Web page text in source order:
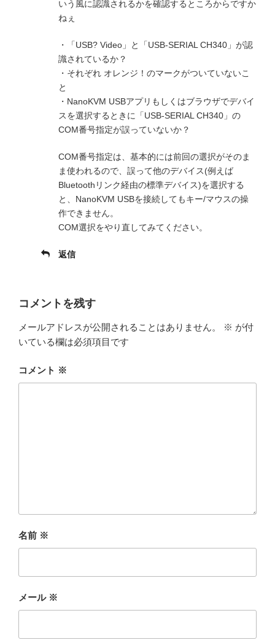
いう風に認識されるかを確認するところからですか
ねぇ
・「USB? Video」と「USB-SERIAL CH340」が認
識されているか？
・それぞれ オレンジ！のマークがついていないこ
と
・NanoKVM USBアプリもしくはブラウザでデバイ
スを選択するときに「USB-SERIAL CH340」の
COM番号指定が誤っていないか？
COM番号指定は、基本的には前回の選択がそのま
ま使われるので、誤って他のデバイス(例えば
Bluetoothリンク経由の標準デバイス)を選択する
と、NanoKVM USBを接続してもキー/マウスの操
作できません。
COM選択をやり直してみてください。
返信
コメントを残す
メールアドレスが公開されることはありません。 ※ が付
いている欄は必須項目です
コメント ※
名前 ※
メール ※